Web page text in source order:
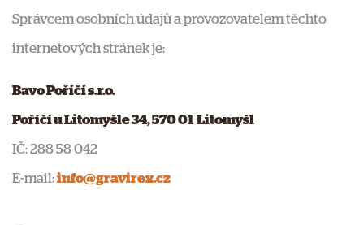
Správcem osobních údajů a provozovatelem těchto
internetových stránek je:
Bavo Poříčí s.r.o.
Poříčí u Litomyšle 34, 570 01 Litomyšl
IČ: 288 58 042
E-mail:info@gravirex.cz